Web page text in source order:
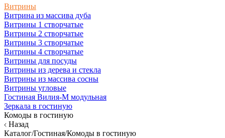
Витрины
Витрина из массива дуба
Витрины 1 створчатые
Витрины 2 створчатые
Витрины 3 створчатые
Витрины 4 створчатые
Витрины для посуды
Витрины из дерева и стекла
Витрины из массива сосны
Витрины угловые
Гостиная Вилия-М модульная
Зеркала в гостиную
Комоды в гостиную
Назад
Каталог/Гостиная/Комоды в гостиную